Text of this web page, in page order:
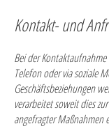
Kontakt- und
Bei der
Telefon oder via soziale
Geschäftsbeziehungen
verarbeitet soweit dies
angefragter Maßnahmen